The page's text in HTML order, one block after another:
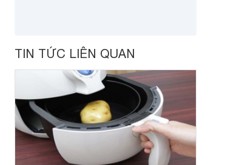
TIN TỨC LIÊN QUAN